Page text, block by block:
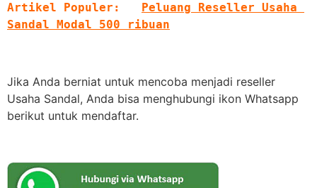
Artikel Populer:
Peluang Reseller Usaha
Sandal Modal 500 ribuan
Jika Anda berniat untuk mencoba menjadi reseller
Usaha Sandal, Anda bisa menghubungi ikon Whatsapp
berikut untuk mendaftar.